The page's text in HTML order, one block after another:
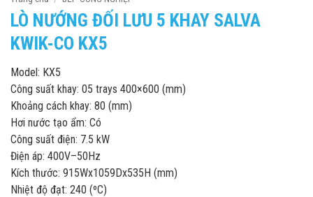
LÒ NƯỚNG ĐỐI LƯU 5 KHAY SALVA
KWIK-CO KX5
Model: KX5
Công suất khay: 05 trays 400×600 (mm)
Khoảng cách khay: 80 (mm)
Hơi nước tạo ẩm: Có
Công suất điện: 7.5 kW
Điện áp: 400V–50Hz
Kích thước: 915Wx1059Dx535H (mm)
Nhiệt độ đạt: 240 (ºC)